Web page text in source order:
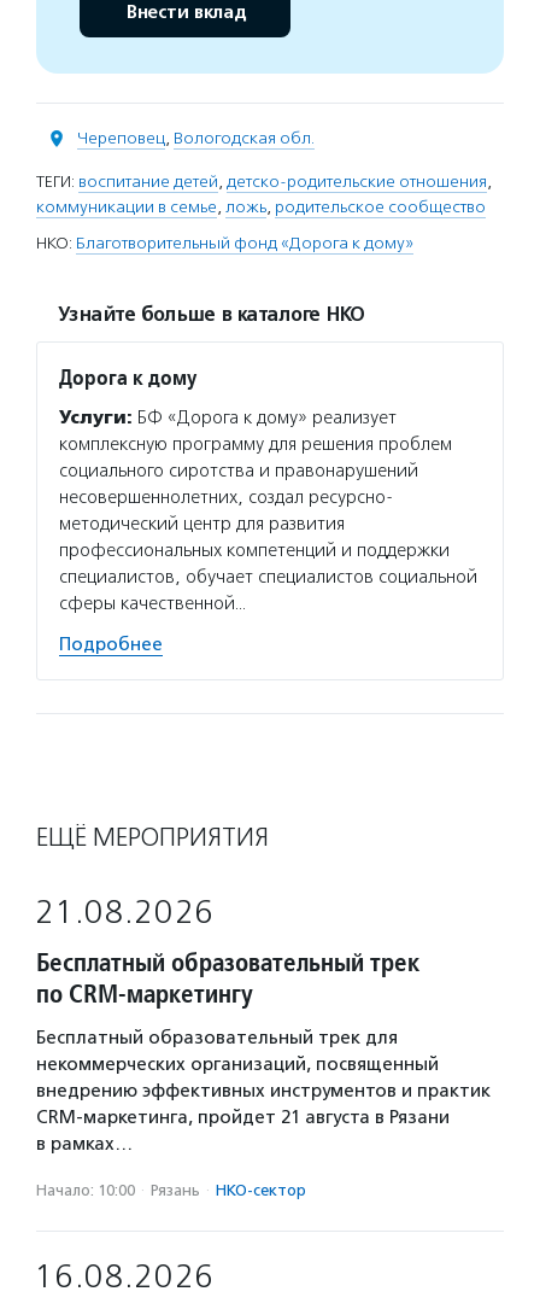
Внести вклад
Череповец, Вологодская обл.
ТЕГИ: воспитание детей, детско-родительские отношения,
коммуникации в семье, ложь, родительское сообщество
НКО: Благотворительный фонд «Дорога к дому»
Узнайте больше в каталоге НКО
Дорога к дому
Услуги: БФ «Дорога к дому» реализует
комплексную программу для решения проблем
социального сиротства и правонарушений
несовершеннолетних, создал ресурсно-
методический центр для развития
профессиональных компетенций и поддержки
специалистов, обучает специалистов социальной
сферы качественной…
Подробнее
ЕЩЁ МЕРОПРИЯТИЯ
21.08.2026
Бесплатный образовательный трек
по CRM-маркетингу
Бесплатный образовательный трек для
некоммерческих организаций, посвященный
внедрению эффективных инструментов и практик
CRM-маркетинга, пройдет 21 августа в Рязани
в рамках…
Начало: 10:00 · Рязань · НКО-сектор
16.08.2026